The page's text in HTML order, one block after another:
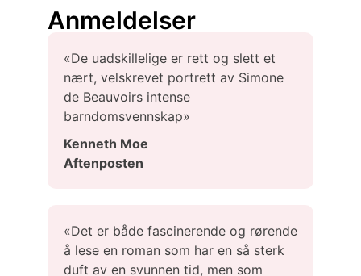
Anmeldelser
«De uadskillelige er rett og slett et
nært, velskrevet portrett av Simone
de Beauvoirs intense
barndomsvennskap»
Kenneth Moe
Aftenposten
«Det er både fascinerende og rørende
å lese en roman som har en så sterk
duft av en svunnen tid, men som